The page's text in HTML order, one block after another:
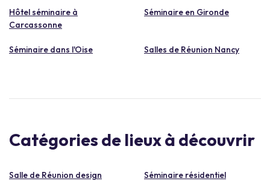
Hôtel séminaire à
Carcassonne
Séminaire en Gironde
Séminaire dans l'Oise Salles de Réunion Nancy
Catégories de lieux à découvrir
Salle de Réunion design Séminaire résidentiel